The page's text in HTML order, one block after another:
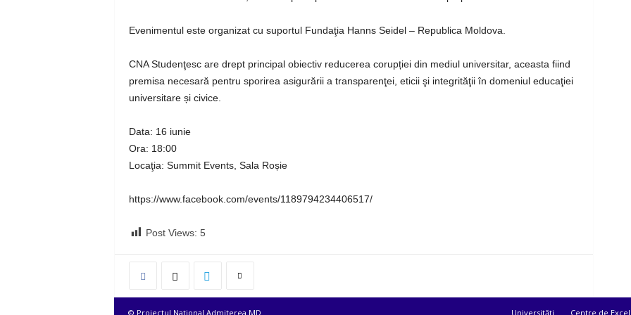
Evenimentul este organizat cu suportul Fundaţia Hanns Seidel – Republica Moldova.
CNA Studenţesc are drept principal obiectiv reducerea corupției din mediul universitar, aceasta fiind
premisa necesară pentru sporirea asigurării a transparenţei, eticii şi integrităţii în domeniul educaţiei
universitare și civice.
Data: 16 iunie
Ora: 18:00
Locaţia: Summit Events, Sala Roșie
https://www.facebook.com/events/1189794234406517/
Post Views: 5
Universități Centre de
© Proiectul Naţional Admiterea.MD